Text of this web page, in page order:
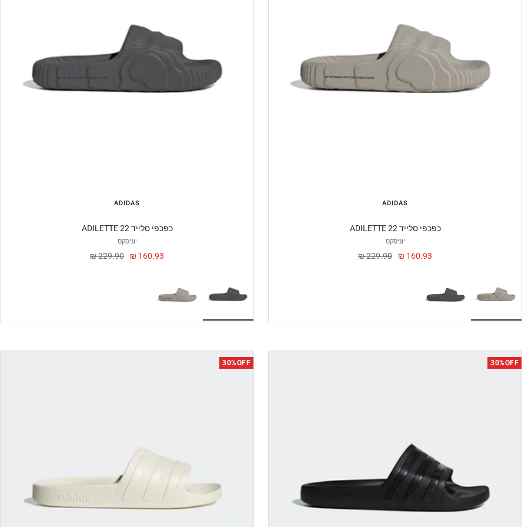
ADIDAS
ADILETTE 22 כפכפי סלייד
יוניסקס
מחיר
160.93 ₪ מחיר
229.90 ₪
ADIDAS
ADILETTE 22 כפכפי סלייד
יוניסקס
מחיר
160.93 ₪ מחיר
229.90 ₪
30%OFF
30%OFF